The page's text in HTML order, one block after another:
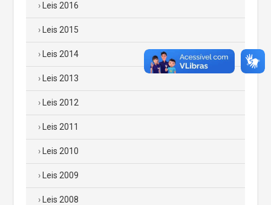
Leis 2016
Leis 2015
Leis 2014
Leis 2013
Leis 2012
Leis 2011
Leis 2010
Leis 2009
Leis 2008